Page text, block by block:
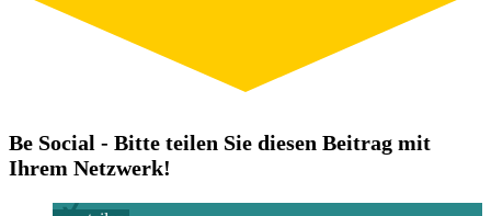
Be Social - Bitte teilen Sie diesen Beitrag mit
Ihrem Netzwerk!